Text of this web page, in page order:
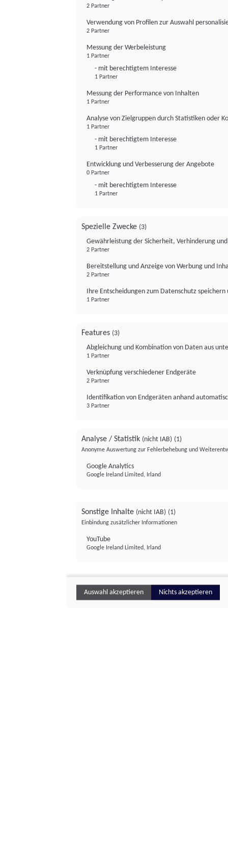
2 Partner
Verwendung von Profilen zur Auswahl
2 Partner
Messung der Werbeleistung
1 Partner
- mit berechtigtem Interesse
1 Partner
Messung der Performance von Inhalten
1 Partner
Analyse von Zielgruppen durch Statistiken oder
1 Partner
- mit berechtigtem Interesse
1 Partner
Entwicklung und Verbesserung der Angebote
0 Partner
- mit berechtigtem Interesse
1 Partner
Spezielle Zwecke (3)
Gewährleistung der Sicherheit, Verhinderung
2 Partner
Bereitstellung und Anzeige von Werbung und
2 Partner
Ihre Entscheidungen zum Datenschutz
1 Partner
Features (3)
Abgleichung und Kombination von Daten aus
1 Partner
Verknüpfung verschiedener Endgeräte
2 Partner
Identifikation von Endgeräten anhand
3 Partner
Analyse / Statistik (nicht IAB) (1)
Anonyme Auswertung zur Fehlerbehebung und
Google Analytics
Google Ireland Limited, Irland
Sonstige Inhalte (nicht IAB) (1)
Einbindung zusätzlicher Informationen
YouTube
Google Ireland Limited, Irland
Auswahl akzeptieren Nichts akzeptieren